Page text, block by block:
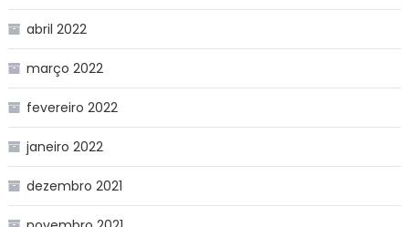
abril 2022
março 2022
fevereiro 2022
janeiro 2022
dezembro 2021